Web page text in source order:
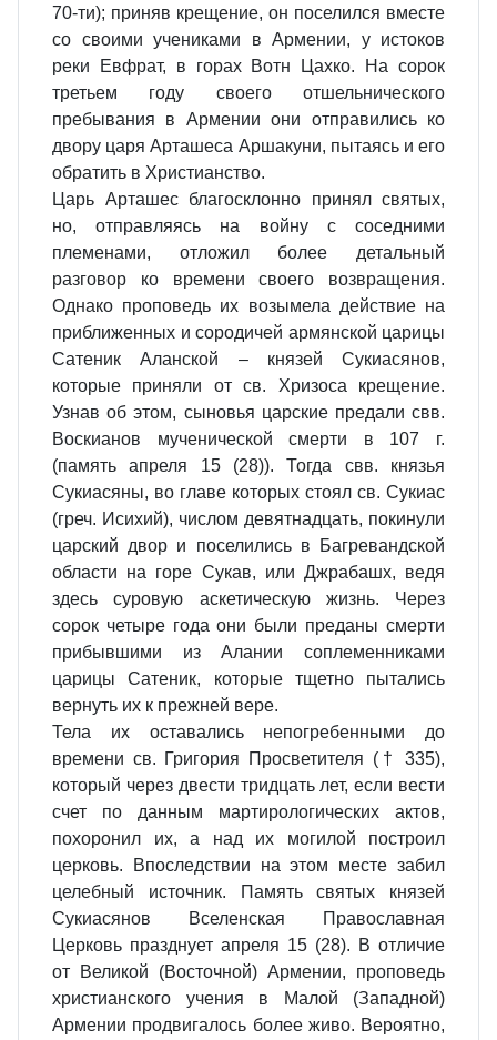
70-ти); приняв крещение, он поселился вместе
со своими учениками в Армении, у истоков
реки Евфрат, в горах Вотн Цахко. На сорок
третьем году своего отшельнического
пребывания в Армении они отправились ко
двору царя Арташеса Аршакуни, пытаясь и его
обратить в Христианство.
Царь Арташес благосклонно принял святых,
но, отправляясь на войну с соседними
племенами, отложил более детальный
разговор ко времени своего возвращения.
Однако проповедь их возымела действие на
приближенных и сородичей армянской царицы
Сатеник Аланской – князей Сукиасянов,
которые приняли от св. Хризоса крещение.
Узнав об этом, сыновья царские предали свв.
Воскианов мученической смерти в 107 г.
(память апреля 15 (28)). Тогда свв. князья
Сукиасяны, во главе которых стоял св. Сукиас
(греч. Исихий), числом девятнадцать, покинули
царский двор и поселились в Багревандской
области на горе Сукав, или Джрабашх, ведя
здесь суровую аскетическую жизнь. Через
сорок четыре года они были преданы смерти
прибывшими из Алании соплеменниками
царицы Сатеник, которые тщетно пытались
вернуть их к прежней вере.
Тела их оставались непогребенными до
времени св. Григория Просветителя († 335),
который через двести тридцать лет, если вести
счет по данным мартирологических актов,
похоронил их, а над их могилой построил
церковь. Впоследствии на этом месте забил
целебный источник. Память святых князей
Сукиасянов Вселенская Православная
Церковь празднует апреля 15 (28). В отличие
от Великой (Восточной) Армении, проповедь
христианского учения в Малой (Западной)
Армении продвигалось более живо. Вероятно,